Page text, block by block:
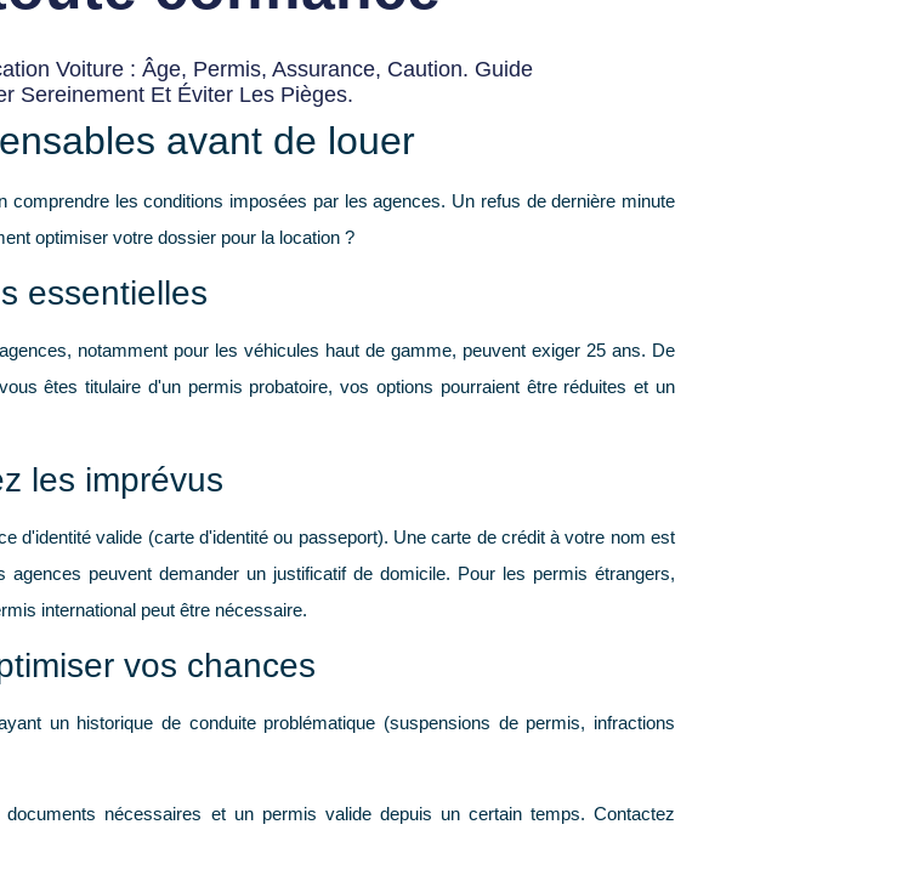
Voiture : Âge, Permis, Assurance, Caution. Guide
Sereinement Et Éviter Les Pièges.
avant de louer
les conditions imposées par les agences. Un refus de dernière minute
optimiser votre dossier pour la location ?
essentielles
notamment pour les véhicules haut de gamme, peuvent exiger 25 ans. De
êtes titulaire d'un permis probatoire, vos options pourraient être réduites et un
les imprévus
d'identité valide (carte d'identité ou passeport). Unecarte de crédità votre nom est
peuvent demander un justificatif de domicile. Pour les permis étrangers,
international peut être nécessaire.
vos chances
un historique de conduite problématique (suspensions de permis, infractions
nécessaires et un permis valide depuis un certain temps. Contactez